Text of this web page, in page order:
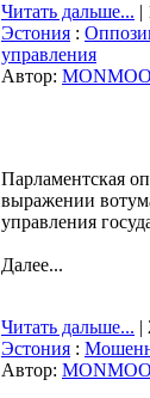
Читать дальше... |
Эстония :
управления
Автор:
Парламентская
выражении
управления
Далее...
Читать дальше... |
Эстония :
Автор: